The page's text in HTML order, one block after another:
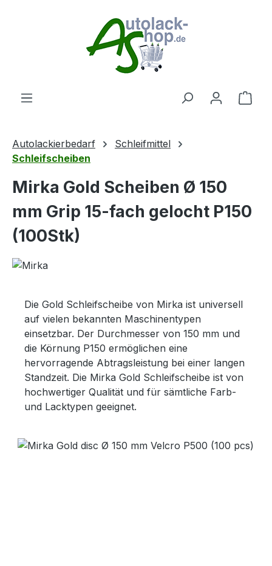
Autolackierbedarf
Schleifmittel
Schleifscheiben
Mirka Gold Scheiben Ø 150
mm Grip 15-fach gelocht P150
(100Stk)
Die Gold Schleifscheibe von Mirka ist universell
auf vielen bekannten Maschinentypen
einsetzbar. Der Durchmesser von 150 mm und
die Körnung P150 ermöglichen eine
hervorragende Abtragsleistung bei einer langen
Standzeit. Die Mirka Gold Schleifscheibe ist von
hochwertiger Qualität und für sämtliche Farb-
und Lacktypen geeignet.
Bildergalerie überspringen